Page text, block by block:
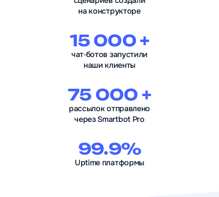
на конструкторе
15 000 +
чат‑ботов запустили
наши клиенты
75 000 +
рассылок отправлено
через Smartbot Pro
99.9%
Uptime платформы